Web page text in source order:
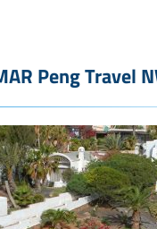
Peng Travel